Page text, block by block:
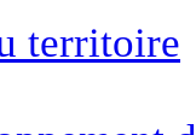
territoire